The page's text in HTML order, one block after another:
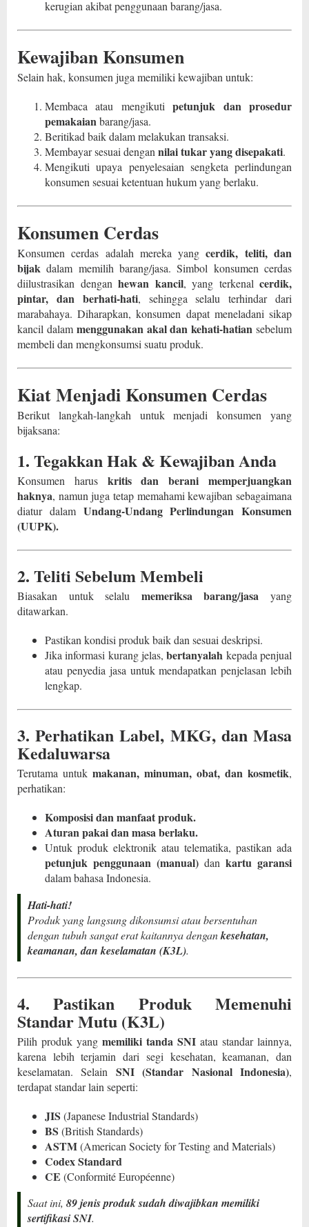
kerugian akibat penggunaan barang/jasa.
Kewajiban Konsumen
Selain hak, konsumen juga memiliki kewajiban untuk:
Membaca atau mengikutipetunjuk dan prosedur
pemakaianbarang/jasa.
Beritikad baik dalam melakukan transaksi.
Membayar sesuai dengannilai tukar yang disepakati.
Mengikuti upaya penyelesaian sengketa perlindungan
konsumen sesuai ketentuan hukum yang berlaku.
Konsumen Cerdas
Konsumen cerdas adalah mereka yangcerdik, teliti, dan
bijak dalam memilih barang/jasa. Simbol konsumen cerdas
diilustrasikan dengan hewan kancil, yang terkenal cerdik,
pintar, dan berhati-hati, sehingga selalu terhindar dari
marabahaya. Diharapkan, konsumen dapat meneladani sikap
kancil dalam menggunakan akal dan kehati-hatian sebelum
membeli dan mengkonsumsi suatu produk.
Kiat Menjadi Konsumen Cerdas
Berikut langkah-langkah untuk menjadi konsumen yang
bijaksana:
1. Tegakkan Hak & Kewajiban Anda
Konsumen harus kritis dan berani memperjuangkan
haknya, namun juga tetap memahami kewajiban sebagaimana
diatur dalam Undang-Undang Perlindungan Konsumen
(UUPK).
2. Teliti Sebelum Membeli
Biasakan untuk selalu memeriksa barang/jasa yang
ditawarkan.
Pastikan kondisi produk baik dan sesuai deskripsi.
Jika informasi kurang jelas,bertanyalah kepada penjual
atau penyedia jasa untuk mendapatkan penjelasan lebih
lengkap.
3. Perhatikan Label, MKG, dan Masa
Kedaluwarsa
Terutama untuk makanan, minuman, obat, dan kosmetik,
perhatikan:
Komposisi dan manfaat produk.
Aturan pakai dan masa berlaku.
Untuk produk elektronik atau telematika, pastikan ada
petunjuk penggunaan (manual) dan kartu garansi
dalam bahasa Indonesia.
Hati-hati!
Produk yang langsung dikonsumsi atau bersentuhan
dengan tubuh sangat erat kaitannya dengankesehatan,
keamanan, dan keselamatan (K3L).
4. Pastikan Produk Memenuhi
Standar Mutu (K3L)
Pilih produk yang memiliki tanda SNI atau standar lainnya,
karena lebih terjamin dari segi kesehatan, keamanan, dan
keselamatan. Selain SNI (Standar Nasional Indonesia),
terdapat standar lain seperti:
JIS (Japanese Industrial Standards)
BS (British Standards)
ASTM(American Society for Testing and Materials)
Codex Standard
CE (Conformité Européenne)
Saat ini, 89 jenis produk sudah diwajibkan memiliki
sertifikasi SNI.